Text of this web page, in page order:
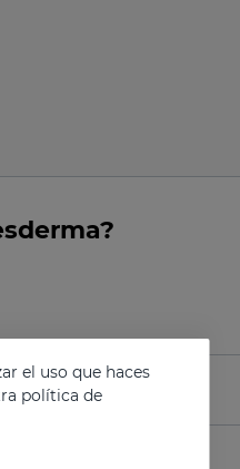
el uso que haces
política de